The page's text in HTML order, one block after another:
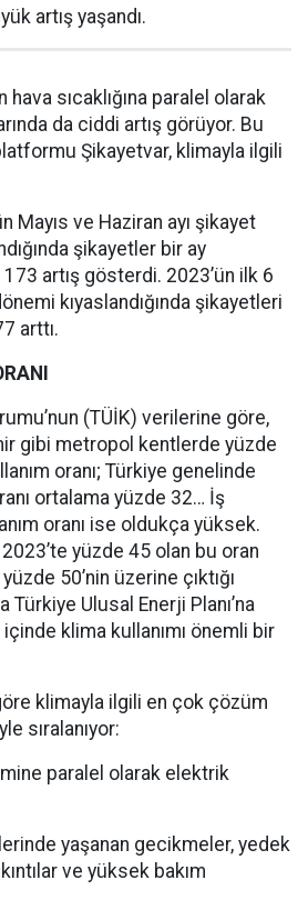
artış yaşandı.
hava sıcaklığına paralel olarak
da ciddi artış görüyor. Bu
Şikayetvar, klimayla ilgili
Mayıs ve Haziran ayı şikayet
şikayetler bir ay
artış gösterdi. 2023’ün ilk 6
kıyaslandığında şikayetleri
arttı.
(TÜİK) verilerine göre,
gibi metropol kentlerde yüzde
oranı; Türkiye genelinde
ortalama yüzde 32… İş
oranı ise oldukça yüksek.
yüzde 45 olan bu oran
50’nin üzerine çıktığı
Türkiye Ulusal Enerji Planı’na
klima kullanımı önemli bir
klimayla ilgili en çok çözüm
sıralanıyor:
paralel olarak elektrik
yaşanan gecikmeler, yedek
ve yüksek bakım